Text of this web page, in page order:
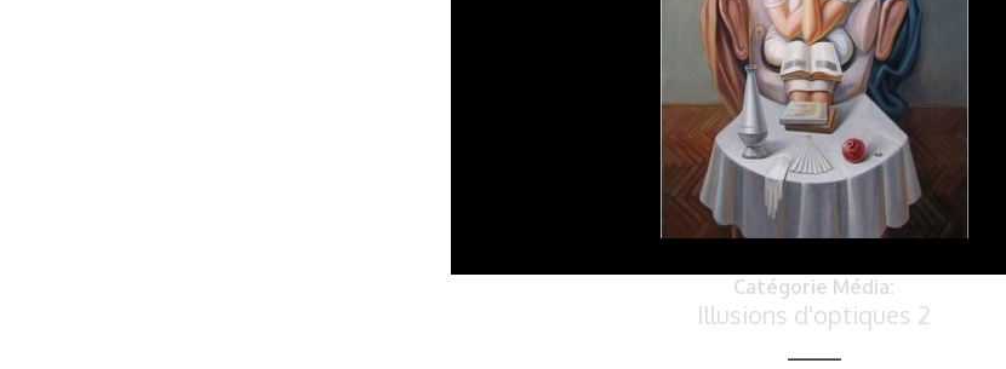
Catégorie Média:
Illusions d'optiques 2